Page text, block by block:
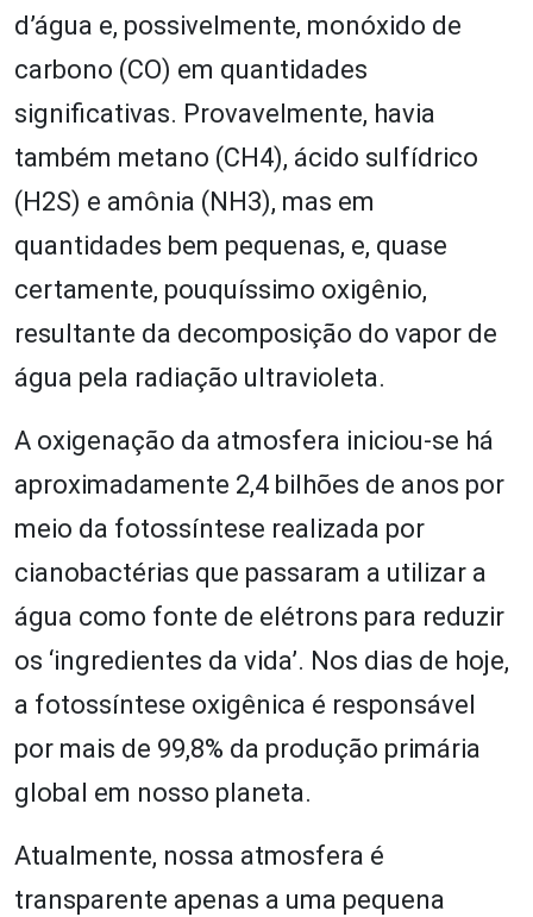
d’água e, possivelmente, monóxido de
carbono (CO) em quantidades
significativas. Provavelmente, havia
também metano (CH4), ácido sulfídrico
(H2S) e amônia (NH3), mas em
quantidades bem pequenas, e, quase
certamente, pouquíssimo oxigênio,
resultante da decomposição do vapor de
água pela radiação ultravioleta.
A oxigenação da atmosfera iniciou-se há
aproximadamente 2,4 bilhões de anos por
meio da fotossíntese realizada por
cianobactérias que passaram a utilizar a
água como fonte de elétrons para reduzir
os ‘ingredientes da vida’. Nos dias de hoje,
a fotossíntese oxigênica é responsável
por mais de 99,8% da produção primária
global em nosso planeta.
Atualmente, nossa atmosfera é
transparente apenas a uma pequena